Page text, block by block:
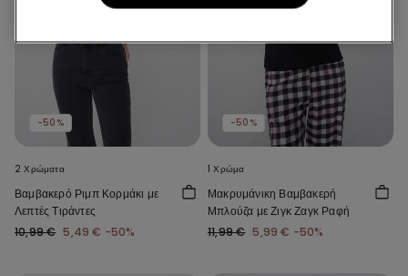
-50%
2 Χρώματα
Βαμβακερό Ριμπ Κορμάκι με
Λεπτές Τιράντες
10,99 € 5,49 € -50%
-50%
1 Χρώμα
Μακρυμάνικη Βαμβακερή
Μπλούζα με Ζιγκ Ζαγκ Ραφή
11,99 € 5,99 € -50%